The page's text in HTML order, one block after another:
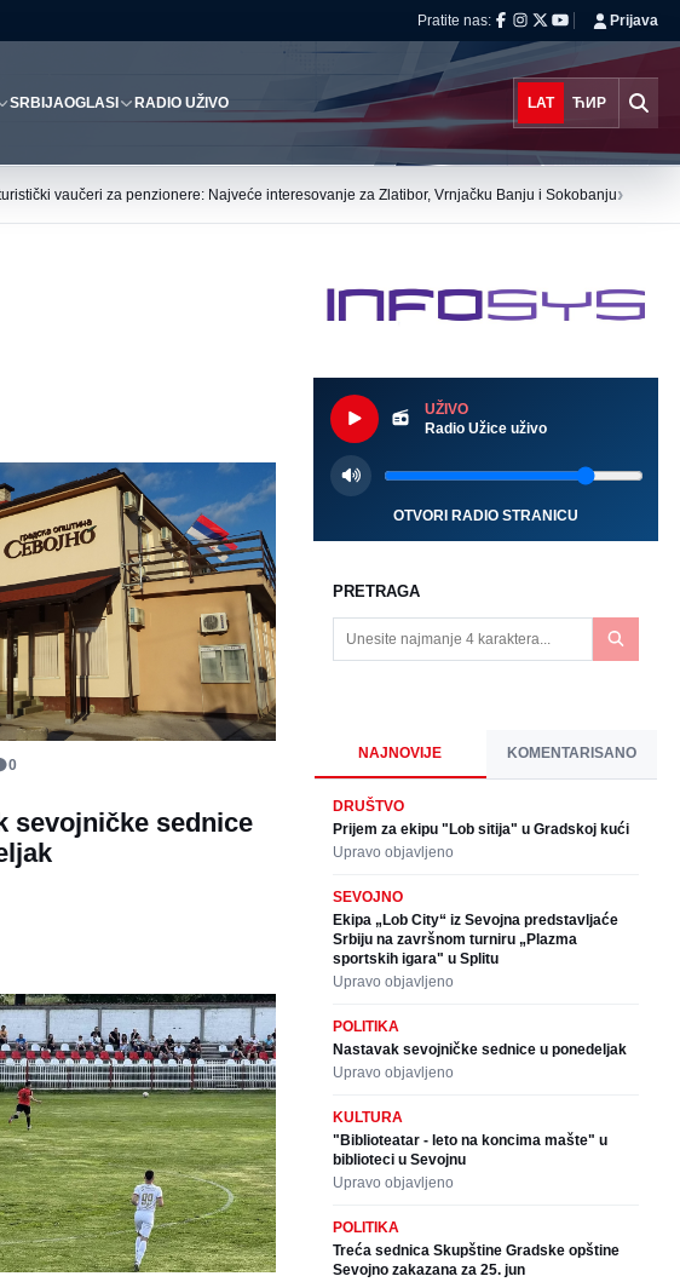
Pratite nas: Prijava
SRBIJAOGLASI RADIO UŽIVO LAT ЋИР
vaučeri za penzionere: Najveće interesovanje za Zlatibor, Vrnjačku Banju i Sokobanju›
0
sevojničke sednice
UŽIVO
Radio Užice uživo
OTVORI RADIO STRANICU
PRETRAGA
NAJNOVIJE KOMENTARISANO
DRUŠTVO
Prijem za ekipu "Lob sitija" u Gradskoj kući
Upravo objavljeno
SEVOJNO
Ekipa „Lob City“ iz Sevojna predstavljaće
Srbiju na završnom turniru „Plazma
sportskih igara" u Splitu
Upravo objavljeno
POLITIKA
Nastavak sevojničke sednice u ponedeljak
Upravo objavljeno
KULTURA
"Biblioteatar - leto na koncima mašte" u
biblioteci u Sevojnu
Upravo objavljeno
POLITIKA
Treća sednica Skupštine Gradske opštine
Sevojno zakazana za 25. jun